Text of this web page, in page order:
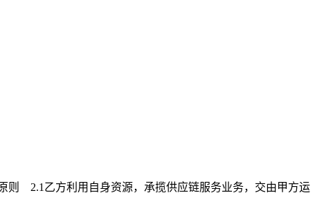
2.1乙方利用自身资源，承揽供应链服务业务，交由甲方运